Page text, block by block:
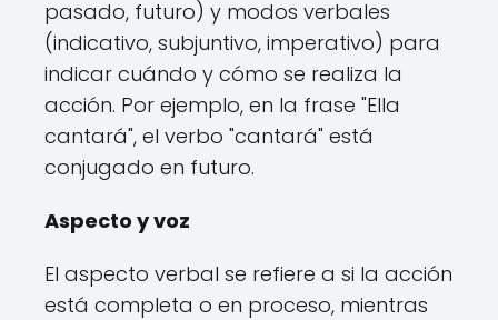
pasado, futuro) y modos verbales
(indicativo, subjuntivo, imperativo) para
indicar cuándo y cómo se realiza la
acción. Por ejemplo, en la frase "Ella
cantará", el verbo "cantará" está
conjugado en futuro.
Aspecto y voz
El aspecto verbal se refiere a si la acción
está completa o en proceso, mientras